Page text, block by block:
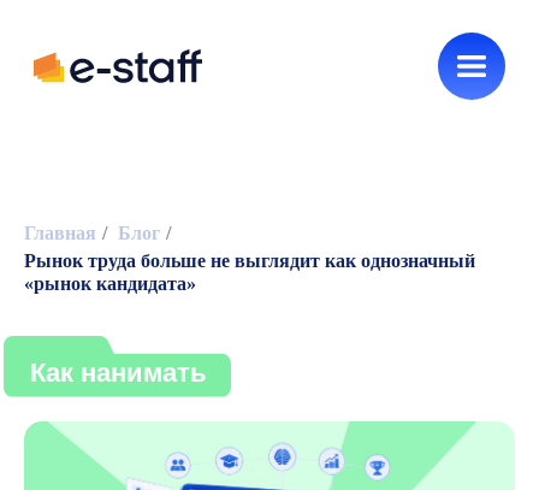
Главная / Блог /
Рынок труда больше не выглядит как однозначный
«рынок кандидата»
Как нанимать